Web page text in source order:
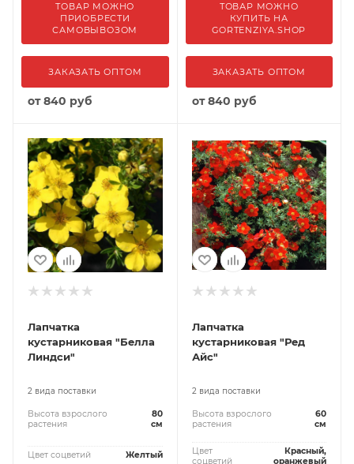
ТОВАР МОЖНО
ПРИОБРЕСТИ
САМОВЫВОЗОМ
ЗАКАЗАТЬ ОПТОМ
от840 руб
ТОВАР МОЖНО
КУПИТЬ НА
GORTENZIYA.SHOP
ЗАКАЗАТЬ ОПТОМ
от840 руб
Лапчатка
кустарниковая "Белла
Линдси"
2 вида поставки
Высота взрослого
растения
80
см
Цвет соцветий Желтый
Лапчатка
кустарниковая "Ред
Айс"
2 вида поставки
Высота взрослого
растения
60
см
Цвет
соцветий
Красный,
оранжевый